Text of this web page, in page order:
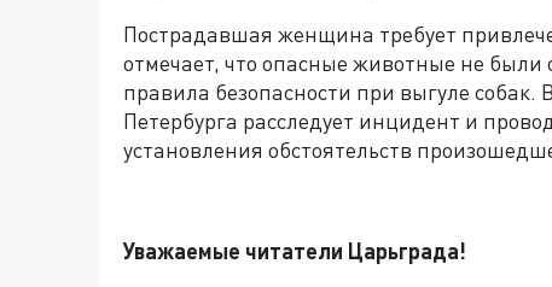
Пострадавшая женщина требует
отмечает, что опасные животные не
правила безопасности при выгуле
Петербурга расследует инцидент и
установления обстоятельств
Уважаемые читатели Царьграда!